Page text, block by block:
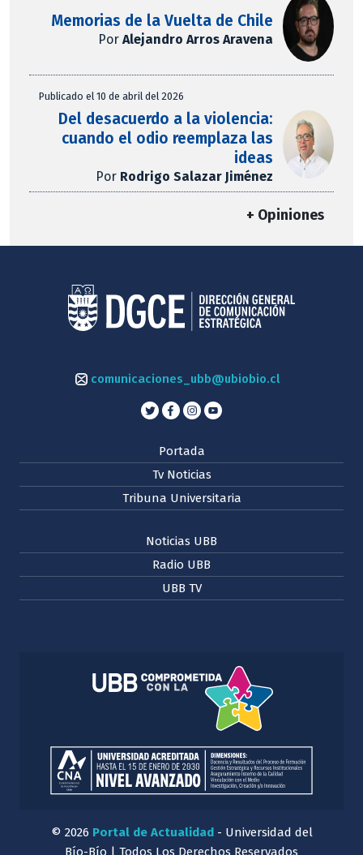
Memorias de la Vuelta de Chile
PorAlejandro Arros Aravena
Publicado el 10 de abril del 2026
Del desacuerdo a la violencia:
cuando el odio reemplaza las
ideas
Por Rodrigo Salazar Jiménez
+ Opiniones
comunicaciones_ubb@ubiobio.cl
Portada
Tv Noticias
Tribuna Universitaria
Noticias UBB
Radio UBB
UBB TV
© 2026 Portal de Actualidad- Universidad del
Bío-Bío | Todos Los Derechos Reservados